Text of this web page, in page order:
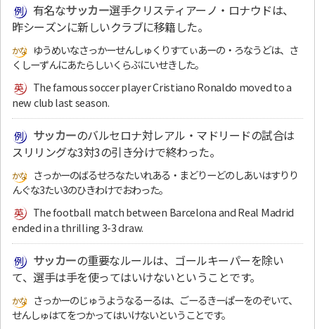
有名なサッカー選手クリスティアーノ・ロナウドは、
昨シーズンに新しいクラブに移籍した。
ゆうめいなさっかーせんしゅくりすてぃあーの・ろなうどは、さ
くしーずんにあたらしいくらぶにいせきした。
The famous soccer player Cristiano Ronaldo moved to a
new club last season.
サッカーのバルセロナ対レアル・マドリードの試合は
スリリングな3対3の引き分けで終わった。
さっかーのばるせろなたいれある・まどりーどのしあいはすりり
んぐな3たい3のひきわけでおわった。
The football match between Barcelona and Real Madrid
ended in a thrilling 3-3 draw.
サッカーの重要なルールは、ゴールキーパーを除い
て、選手は手を使ってはいけないということです。
さっかーのじゅうようなるーるは、ごーるきーぱーをのぞいて、
せんしゅはてをつかってはいけないということです。